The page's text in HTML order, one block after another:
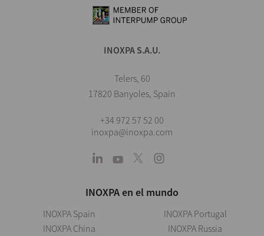
INOXPA S.A.U.
Telers, 60
17820 Banyoles, Spain
+34 972 57 52 00
inoxpa@inoxpa.com
INOXPA en el mundo
INOXPA Spain
INOXPA China
INOXPA Portugal
INOXPA Russia